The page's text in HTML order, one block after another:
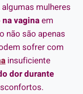
mulheres
vaginaem
não são apenas
sofrer com
insuficiente
dor durante